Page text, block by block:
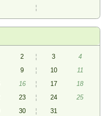
¦
2 ¦ 3
4
9 ¦ 10
11
16 ¦ 17
18
23 ¦ 24
25
30 ¦ 31